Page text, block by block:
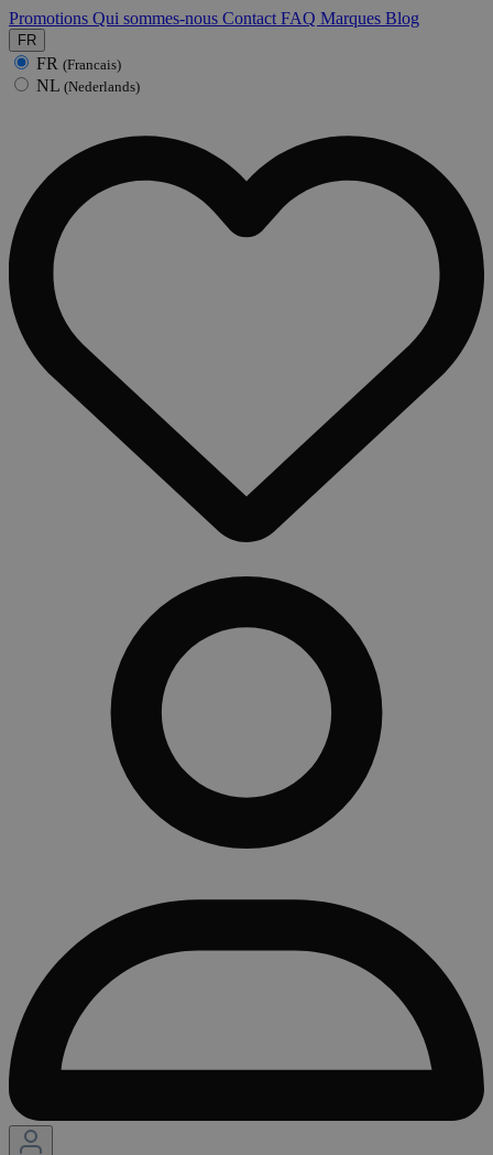
Promotions Qui sommes-nous Contact FAQ Marques Blog
FR
FR (Francais)
NL (Nederlands)